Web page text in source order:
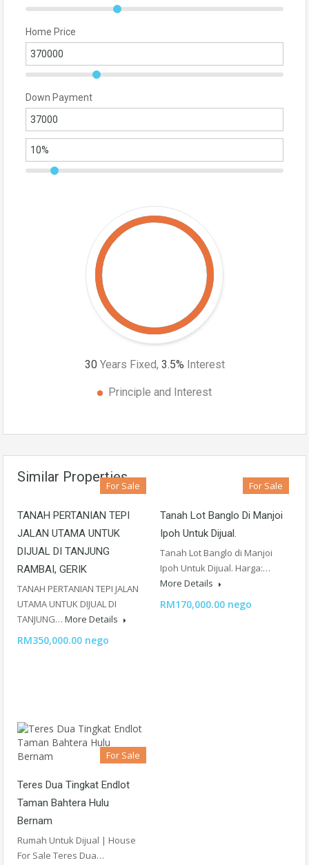
Home Price
Down Payment
30 Years Fixed, 3.5% Interest
Principle and Interest
Similar Properties
For Sale
TANAH PERTANIAN TEPI
JALAN UTAMA UNTUK
DIJUAL DI TANJUNG
RAMBAI, GERIK
TANAH PERTANIAN TEPI JALAN
UTAMA UNTUK DIJUAL DI
TANJUNG… More Details
RM350,000.00 nego
For Sale
Tanah Lot Banglo Di Manjoi
Ipoh Untuk Dijual.
Tanah Lot Banglo di Manjoi
Ipoh Untuk Dijual. Harga:…
More Details
RM170,000.00 nego
For Sale
Teres Dua Tingkat Endlot
Taman Bahtera Hulu
Bernam
Rumah Untuk Dijual | House
For Sale Teres Dua…